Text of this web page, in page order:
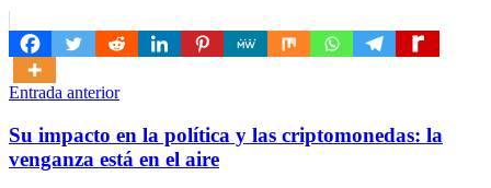
Navegación
de
entradas
Entrada anterior
Su impacto en la política y las criptomonedas: la
venganza está en el aire